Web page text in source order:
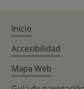
Inicio
Accesibilidad
Mapa Web